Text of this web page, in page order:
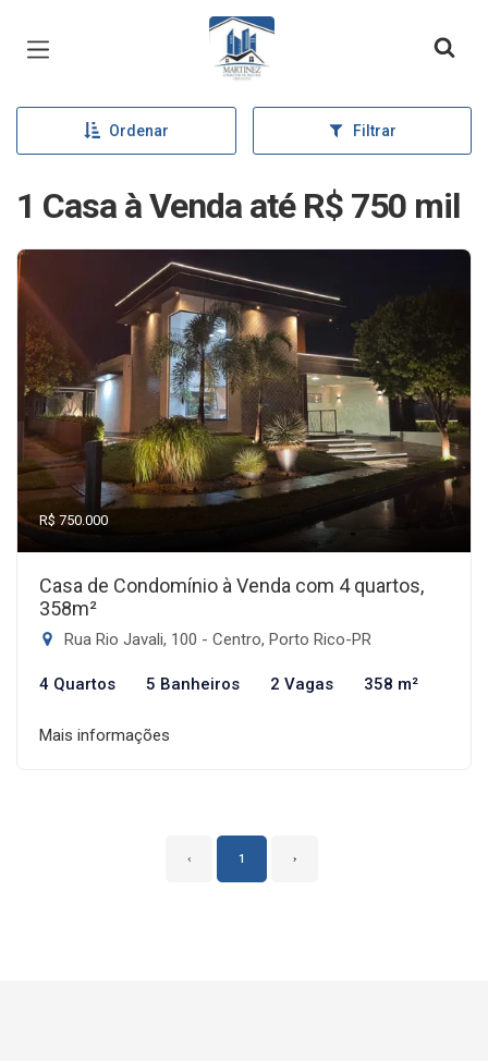
Página inicial
Ordenar Filtrar
1 Casa à Venda até R$ 750 mil
R$ 750.000
Casa de Condomínio à Venda com 4 quartos,
358m²
Rua Rio Javali, 100 - Centro, Porto Rico-PR
4 Quartos 5 Banheiros 2 Vagas 358 m²
Mais informações
‹ 1 ›